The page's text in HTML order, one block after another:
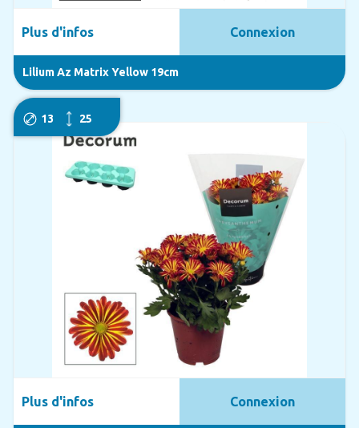
Lilium Az Matrix Yellow 19cm
Plus d'infos Connexion
13 25
Plus d'infos Connexion